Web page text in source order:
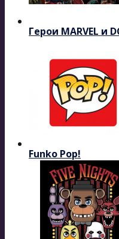
Герои MARVEL и
Funko Pop!